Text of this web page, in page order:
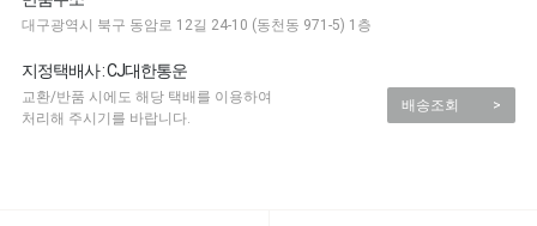
대구광역시 북구 동암로 12길 24-10 (동천동 971-5) 1층
지정택배사 : CJ대한통운
교환/반품 시에도 해당 택배를 이용하여
처리해 주시기를 바랍니다.
배송조회 >